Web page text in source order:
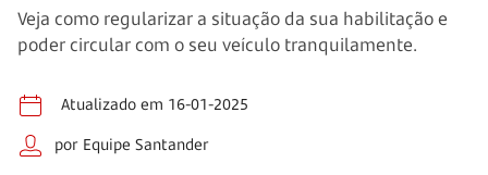
Veja como regularizar a situação da sua habilitação e
poder circular com o seu veículo tranquilamente.
Atualizado em 16-01-2025
por Equipe Santander